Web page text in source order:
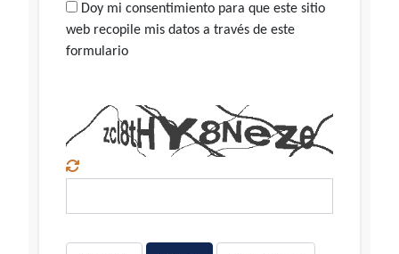
Doy mi consentimiento para que este sitio
web recopile mis datos a través de este
formulario